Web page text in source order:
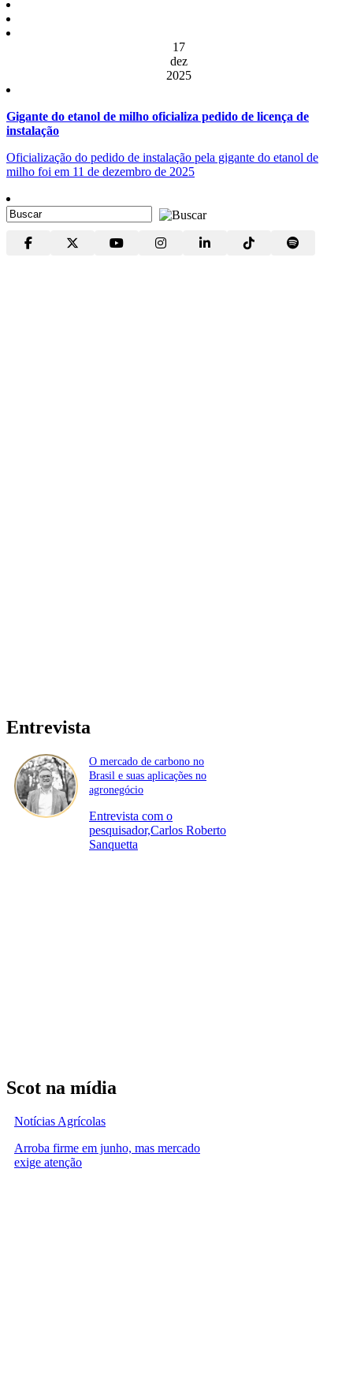
17
dez
2025
Gigante do etanol de milho oficializa pedido de licença de
instalação
Oficialização do pedido de instalação pela gigante do etanol de
milho foi em 11 de dezembro de 2025
Entrevista
O mercado de carbono no
Brasil e suas aplicações no
agronegócio
Entrevista com o
pesquisador,Carlos Roberto
Sanquetta
Scot na mídia
Notícias Agrícolas
Arroba firme em junho, mas mercado
exige atenção